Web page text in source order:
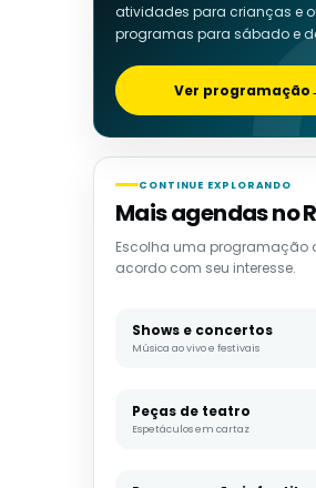
atividades para crianças e
programas para sábado e
Ver programação
CONTINUE EXPLORANDO
Mais agendas no
Escolha uma programação
acordo com seu interesse.
Shows e concertos
Música ao vivo e festivais
Peças de teatro
Espetáculos em cartaz